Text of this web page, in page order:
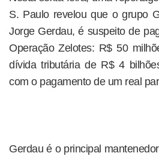
S. Paulo revelou que o grupo
Jorge Gerdau, é suspeito de
Operação Zelotes: R$ 50
dívida tributária de R$ 4
com o pagamento de um real
Gerdau é o principal